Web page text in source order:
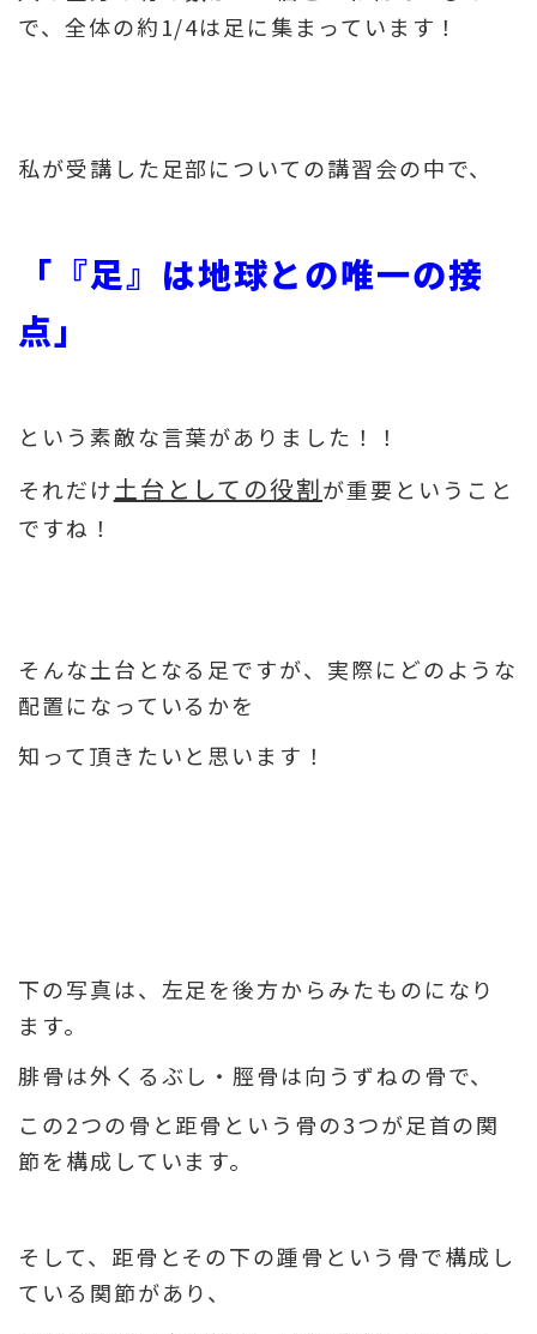
で、全体の約1/4は足に集まっています！
私が受講した足部についての講習会の中で、
「『足』は地球との唯一の接
点」
という素敵な言葉がありました！！
それだけ土台としての役割が重要ということ
ですね！
そんな土台となる足ですが、実際にどのような
配置になっているかを
知って頂きたいと思います！
下の写真は、左足を後方からみたものになり
ます。
腓骨は外くるぶし・脛骨は向うずねの骨で、
この2つの骨と距骨という骨の3つが足首の関
節を構成しています。
そして、距骨とその下の踵骨という骨で構成し
ている関節があり、